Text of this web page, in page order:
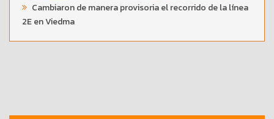
Cambiaron de manera provisoria el recorrido de la línea
2E en Viedma